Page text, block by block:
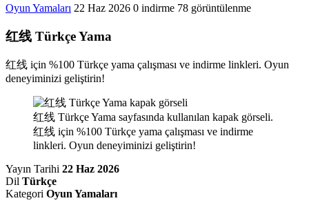
Oyun Yamaları 22 Haz 2026 0 indirme 78 görüntülenme
红线 Türkçe Yama
红线 için %100 Türkçe yama çalışması ve indirme linkleri. Oyun
deneyiminizi geliştirin!
红线 Türkçe Yama sayfasında kullanılan kapak görseli.
红线 için %100 Türkçe yama çalışması ve indirme
linkleri. Oyun deneyiminizi geliştirin!
Yayın Tarihi 22 Haz 2026
Dil Türkçe
Kategori Oyun Yamaları